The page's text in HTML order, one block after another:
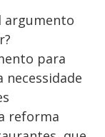
argumento
para
reforma